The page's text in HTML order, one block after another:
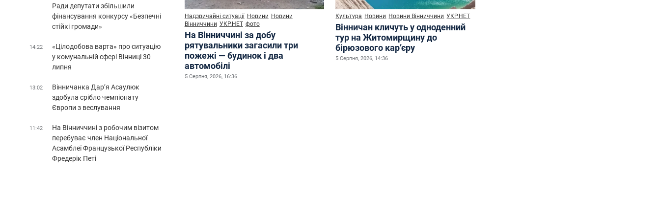
Надзвичайні ситуації Новини Новини
Вінниччини УКР.НЕТ фото
На Вінниччині за добу
рятувальники загасили три
пожежі — будинок і два
автомобілі
5 Серпня, 2026, 16:36
Культура Новини Новини Вінниччини УКР.НЕТ
Вінничан кличуть у одноденний
тур на Житомирщину до
бірюзового кар’єру
5 Серпня, 2026, 14:36
Ради депутати збільшили
фінансування конкурсу «Безпечні
стійкі громади»
14:22
«Цілодобова варта» про ситуацію
у комунальній сфері Вінниці 30
липня
13:02
Вінничанка Дар’я Асаулюк
здобула срібло чемпіонату
Європи з веслування
11:42
На Вінниччині з робочим візитом
перебуває член Національної
Асамблеї Французької Республіки
Фредерік Петі